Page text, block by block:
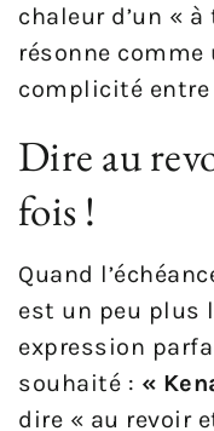
chaleur d’un «
résonne
complicité entre
Dire au
fois !
Quand
est un peu plus
expression
souhaité : «
dire « au revoir